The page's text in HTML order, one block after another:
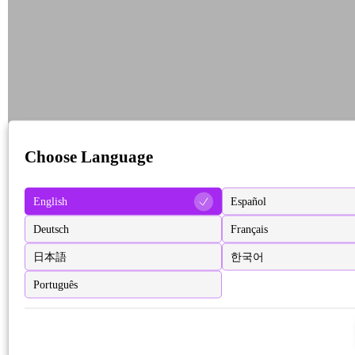
Choose Language
English Español
Deutsch Français
日本語 한국어
Português